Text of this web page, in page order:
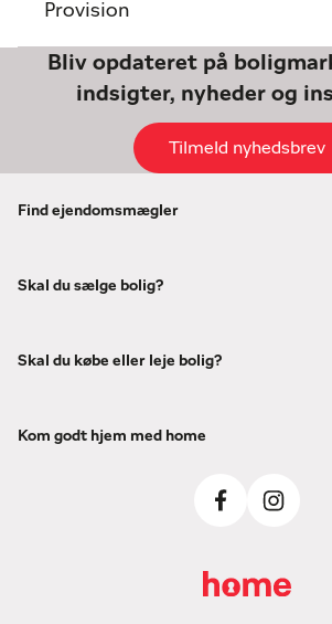
Provision
Bliv opdateret på
indsigter, nyheder og
Tilmeld nyhedsbrev
Find ejendomsmægler
Skal du sælge bolig?
Skal du købe eller leje bolig?
Kom godt hjem med home